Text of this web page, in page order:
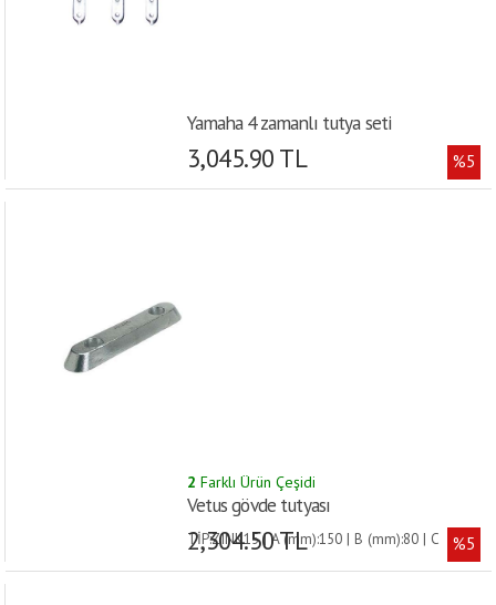
Yamaha 4 zamanlı tutya seti
3,045.90 TL %5
2 Farklı Ürün Çeşidi
Vetus gövde tutyası
TİP:ZINK15 | A (mm):150 | B (mm):80 | C
(mm):60 | D (mm):25 | AĞIRLIK (kg):1.0 |
2,304.50 TL %5